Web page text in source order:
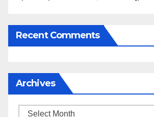
Recent Comments
Archives
Archives